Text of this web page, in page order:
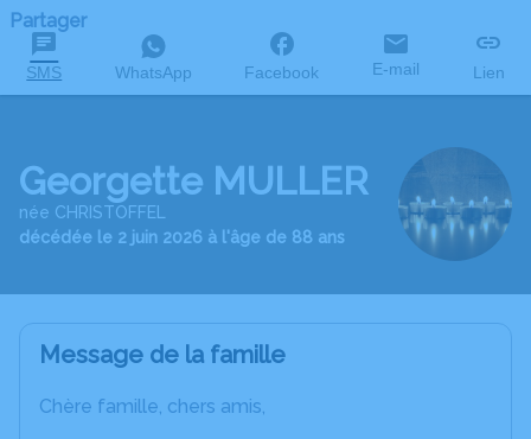
Partager
SMS WhatsApp Facebook E-mail Lien
Georgette MULLER
née CHRISTOFFEL
décédée le 2 juin 2026 à l'âge de 88 ans
Message de la famille
Chère famille, chers amis,